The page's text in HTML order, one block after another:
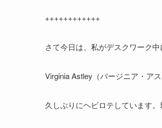
++++++++++++
さて今日は、私がデスクワーク
Virginia Astley（バージニア・ア
久しぶりにヘビロテしています